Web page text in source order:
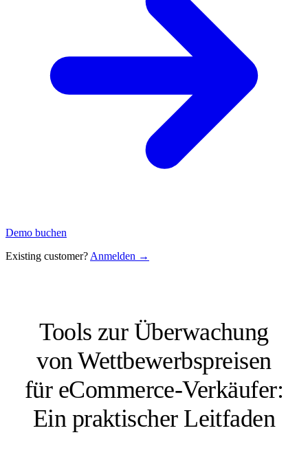
Demo buchen
Existing customer? Anmelden →
Tools zur Überwachung
von Wettbewerbspreisen
für eCommerce-Verkäufer:
Ein praktischer Leitfaden